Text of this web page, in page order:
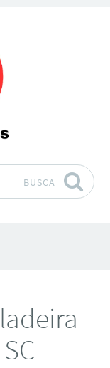
BUSCA